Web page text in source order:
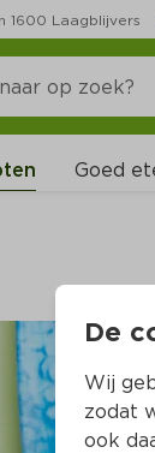
1600 Laagblijvers
Goed
De
Wij
zodat
ook